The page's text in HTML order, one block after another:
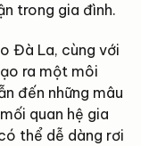
trong gia đình.
Đà La, cùng với
ra một môi
đến những mâu
quan hệ gia
thể dễ dàng rơi